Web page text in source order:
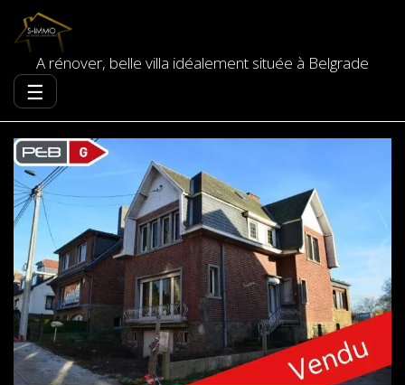
A rénover, belle villa idéalement située à Belgrade
☰